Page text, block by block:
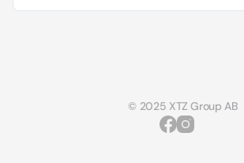
© 2025 XTZ Group AB